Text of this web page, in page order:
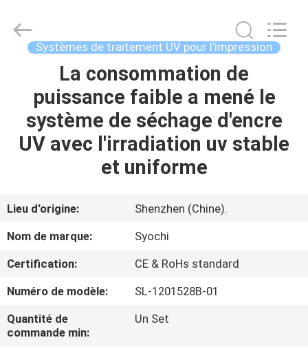
MAISON
PRODUITS
DE
NOUS
VISITE
D'USINE
CONTRÔLE
Syochi
Electronics
Systèmes de traitement UV pour l'impression
La consommation de
puissance faible a mené le
système de séchage d'encre
UV avec l'irradiation uv stable
et uniforme
Lieu d'origine:
Shenzhen (Chine).
Nom de marque:
Syochi
Certification:
CE & RoHs standard
Numéro de modèle:
SL-1201528B-01
Quantité de
commande min:
Un Set